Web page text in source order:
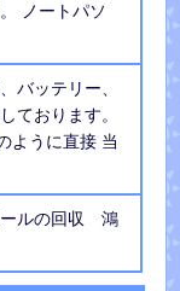
ノートパソ
バッテリー、
ております。
ように直接 当
ルの回収 鴻